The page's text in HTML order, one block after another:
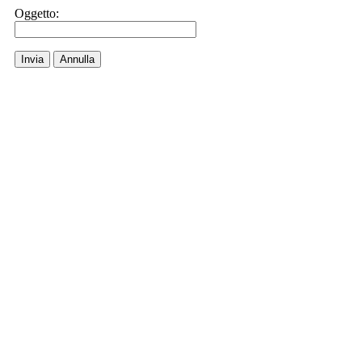
Oggetto:
Invia Annulla